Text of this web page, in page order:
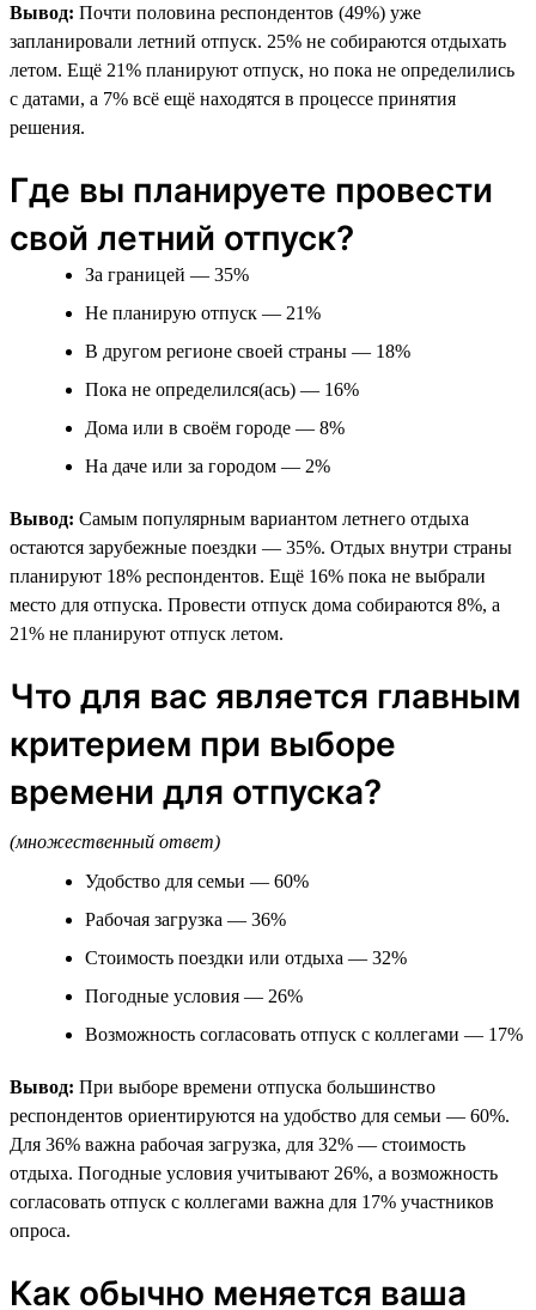
Вывод: Почти половина респондентов (49%) уже
запланировали летний отпуск. 25% не собираются отдыхать
летом. Ещё 21% планируют отпуск, но пока не определились
с датами, а 7% всё ещё находятся в процессе принятия
решения.
Где вы планируете провести
свой летний отпуск?
За границей — 35%
Не планирую отпуск — 21%
В другом регионе своей страны — 18%
Пока не определился(ась) — 16%
Дома или в своём городе — 8%
На даче или за городом — 2%
Вывод: Самым популярным вариантом летнего отдыха
остаются зарубежные поездки — 35%. Отдых внутри страны
планируют 18% респондентов. Ещё 16% пока не выбрали
место для отпуска. Провести отпуск дома собираются 8%, а
21% не планируют отпуск летом.
Что для вас является главным
критерием при выборе
времени для отпуска?
(множественный ответ)
Удобство для семьи — 60%
Рабочая загрузка — 36%
Стоимость поездки или отдыха — 32%
Погодные условия — 26%
Возможность согласовать отпуск с коллегами — 17%
Вывод: При выборе времени отпуска большинство
респондентов ориентируются на удобство для семьи — 60%.
Для 36% важна рабочая загрузка, для 32% — стоимость
отдыха. Погодные условия учитывают 26%, а возможность
согласовать отпуск с коллегами важна для 17% участников
опроса.
Как обычно меняется ваша